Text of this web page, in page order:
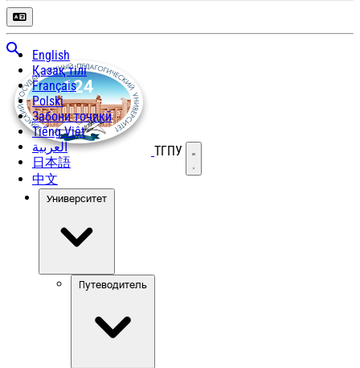
English
Қазақ тілі
Français
Polski
Забони тоҷикӣ
Tiếng Việt
العربية
日本語
中文
ТГПУ Открыть меню
Университет
Путеводитель